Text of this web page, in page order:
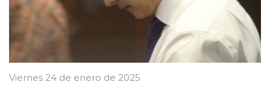
Viernes 24 de enero de 2025